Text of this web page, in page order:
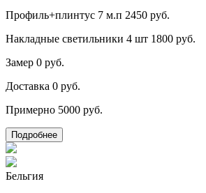
Профиль+плинтус 7 м.п 2450 руб.
Накладные светильники 4 шт 1800 руб.
Замер 0 руб.
Доставка 0 руб.
Примерно 5000 руб.
Подробнее
Бельгия